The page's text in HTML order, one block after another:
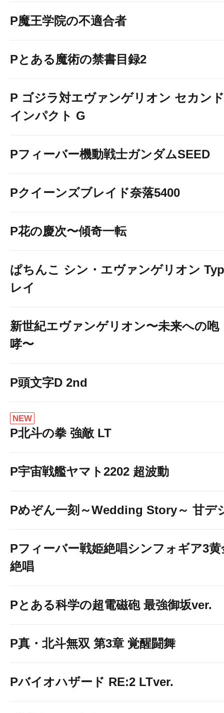
P魔王学院の不適合者
Pとある魔術の禁書目録2
P ゴジラ対エヴァンゲリオン セカンド
インパクト G
Pフィーバー機動戦士ガンダムSEED
Pクイーンズブレイド奈落5400
P花の慶次〜傾奇一転
ぱちんこ シン・エヴァンゲリオン
レイ
新世紀エヴァンゲリオン〜未来への咆
哮〜
P頭文字D 2nd
NEW
P北斗の拳 強敵 LT
P宇宙戦艦ヤマト2202 超波動
Pめぞん一刻～Wedding Story～ 甘デ
Pフィーバー戦姫絶唱シンフォギア3黄
絶唱
Pとある科学の超電磁砲 最強御坂ver.
P真・北斗無双 第3章 覚醒闘舞
Pバイオハザード RE:2 LTver.